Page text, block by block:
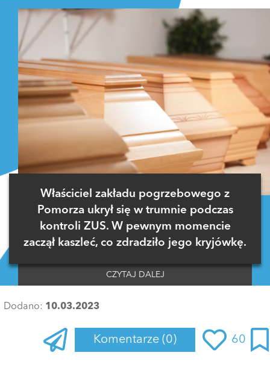
Właściciel zakładu pogrzebowego z
Pomorza ukrył się w trumnie podczas
kontroli ZUS. W pewnym momencie
zaczął kaszleć, co zdradziło jego kryjówkę.
CZYTAJ DALEJ
Dodano: 10.03.2023
Komentarze (0) 60